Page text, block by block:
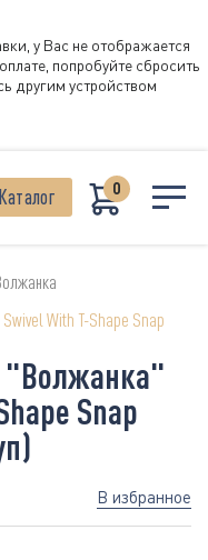
у Вас не отображается
попробуйте сбросить
другим устройством
Каталог 0
With T-Shape Snap
"Волжанка"
Snap
В избранное